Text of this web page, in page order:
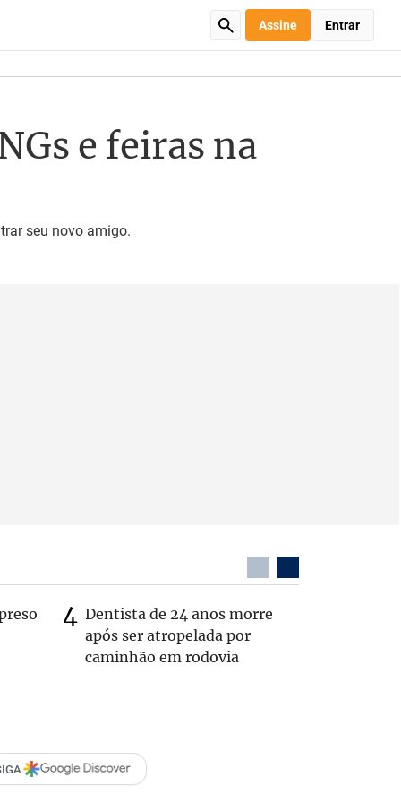
Assine Entrar
e feiras na
seu novo amigo.
Dentista de 24 anos morre
após ser atropelada por
caminhão em rodovia